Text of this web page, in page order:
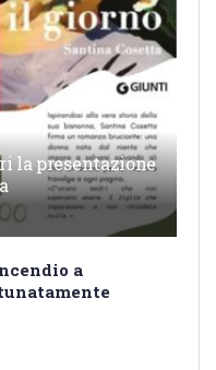
la presentazione
a